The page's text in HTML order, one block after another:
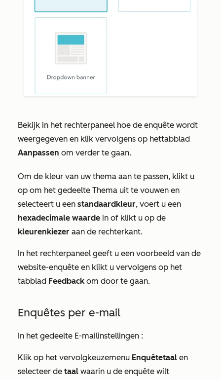
Bekijk in het rechterpaneel hoe de enquête wordt
weergegeven en klik vervolgens op hettabblad
Aanpassen om verder te gaan.
Om de kleur van uw thema aan te passen, klikt u
op om het gedeelte Thema uit te vouwen en
selecteert u een standaardkleur, voert u een
hexadecimale waarde in of klikt u op de
kleurenkiezer aan de rechterkant.
In het rechterpaneel geeft u een voorbeeld van de
website-enquête en klikt u vervolgens op het
tabblad Feedbackom door te gaan.
Enquêtes per e-mail
In het gedeelte E-mailinstellingen :
Klik op het vervolgkeuzemenu Enquêtetaal en
selecteer de taal waarin u de enquête wilt